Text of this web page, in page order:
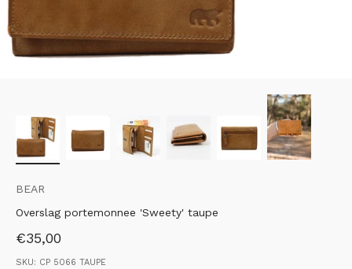
BEAR
Overslag portemonnee 'Sweety' taupe
Aanbiedingsprijs
€35,00
SKU: CP 5066 TAUPE